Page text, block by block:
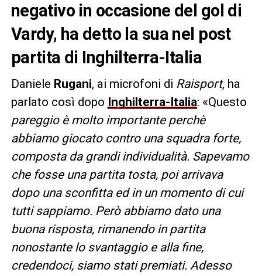
negativo in occasione del gol di
Vardy, ha detto la sua nel post
partita di Inghilterra-Italia
Daniele Rugani, ai microfoni di Raisport, ha
parlato così dopo Inghilterra-Italia: «Questo
pareggio è molto importante perchè
abbiamo giocato contro una squadra forte,
composta da grandi individualità. Sapevamo
che fosse una partita tosta, poi arrivava
dopo una sconfitta ed in un momento di cui
tutti sappiamo. Però abbiamo dato una
buona risposta, rimanendo in partita
nonostante lo svantaggio e alla fine,
credendoci, siamo stati premiati. Adesso